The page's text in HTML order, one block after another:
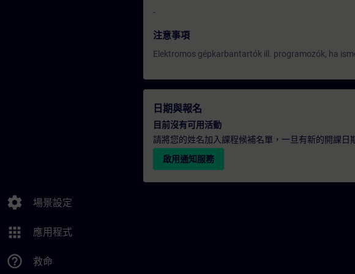
settings 場景設定
apps 應用程式
help_outline 救命
-
注意事項
Elektromos gépkarbantartók ill. programozók, ha
日期與報名
目前沒有可用活動
請將您的姓名加入課程候補名單，一旦有新的開課日
啟用通知服務